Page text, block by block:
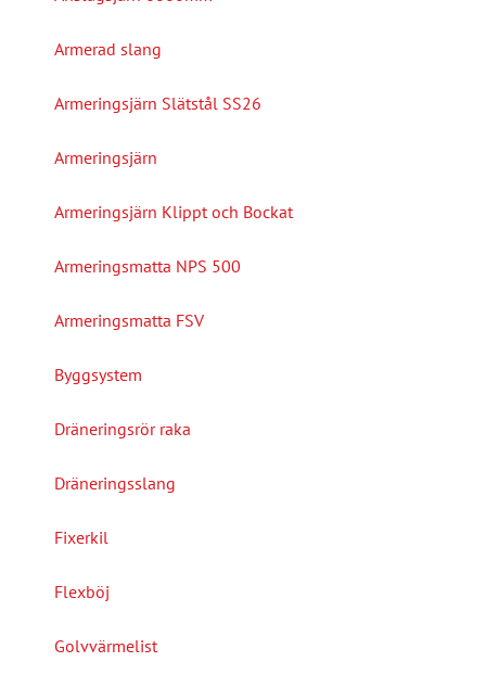
Armerad slang
Armeringsjärn Slätstål SS26
Armeringsjärn
Armeringsjärn Klippt och Bockat
Armeringsmatta NPS 500
Armeringsmatta FSV
Byggsystem
Dräneringsrör raka
Dräneringsslang
Fixerkil
Flexböj
Golvvärmelist